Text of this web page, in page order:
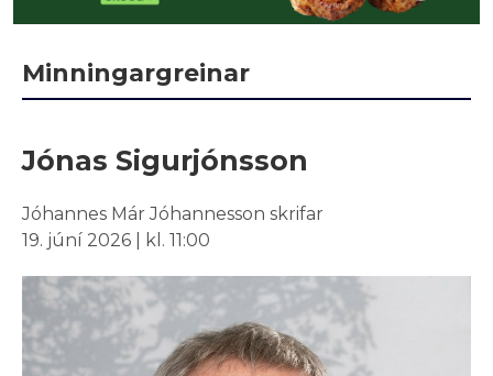
Minningargreinar
Jónas Sigurjónsson
Jóhannes Már Jóhannesson skrifar
19. júní 2026 | kl. 11:00